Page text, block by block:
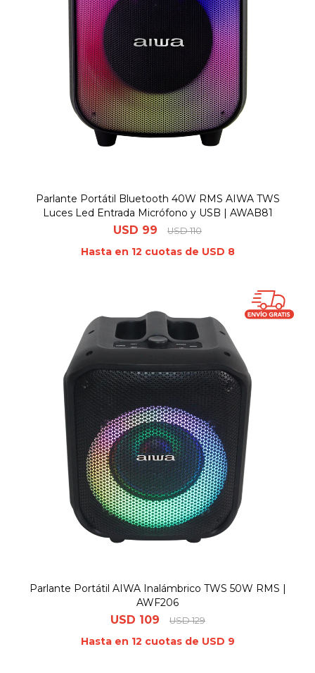
Parlante Portátil Bluetooth 40W RMS AIWA TWS
Luces Led Entrada Micrófono y USB | AWAB81
USD 99 USD 110
Hasta en 12 cuotas de USD 8
Parlante Portátil AIWA Inalámbrico TWS 50W RMS |
AWF206
USD 109 USD 129
Hasta en 12 cuotas de USD 9